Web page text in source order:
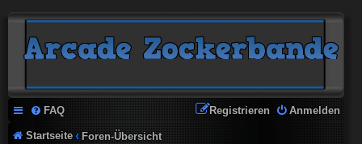
FAQ Anmelden
Registrieren
Startseite Foren-Übersicht